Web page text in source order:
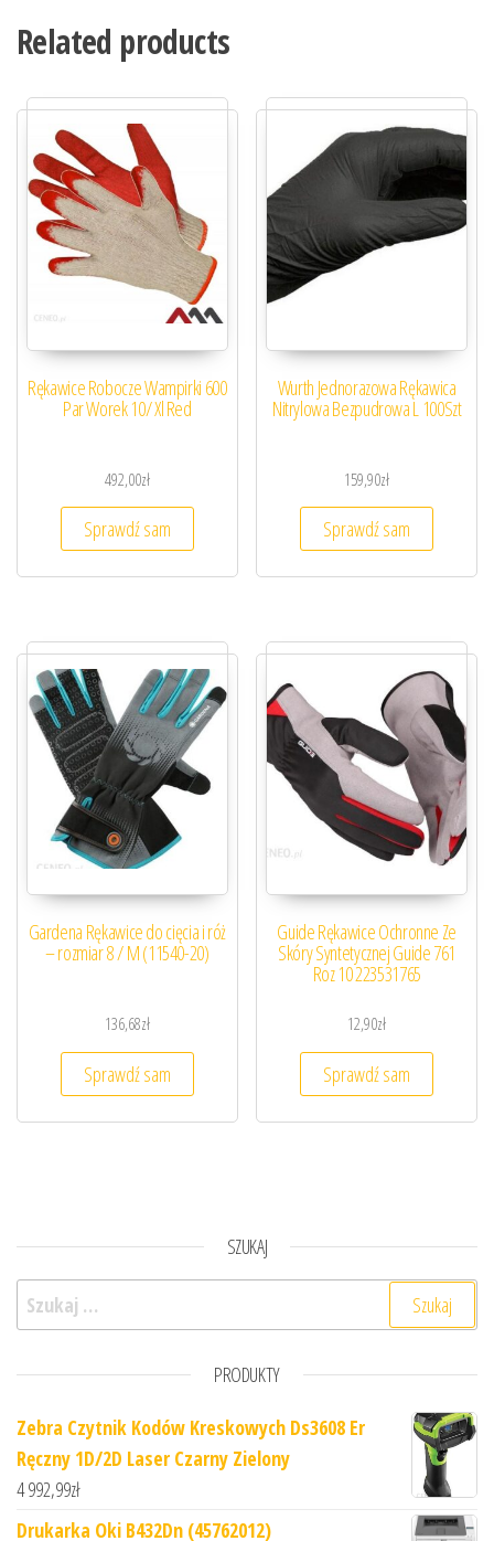
Related products
Rękawice Robocze Wampirki 600
Par Worek 10/ Xl Red
492,00zł
Sprawdź sam
Wurth Jednorazowa Rękawica
Nitrylowa Bezpudrowa L 100Szt
159,90zł
Sprawdź sam
Gardena Rękawice do cięcia i róż
– rozmiar 8 / M (11540-20)
136,68zł
Sprawdź sam
Guide Rękawice Ochronne Ze
Skóry Syntetycznej Guide 761
Roz 10 223531765
12,90zł
Sprawdź sam
SZUKAJ
Szukaj:
PRODUKTY
Zebra Czytnik Kodów Kreskowych Ds3608 Er
Ręczny 1D/2D Laser Czarny Zielony
4 992,99zł
Drukarka Oki B432Dn (45762012)